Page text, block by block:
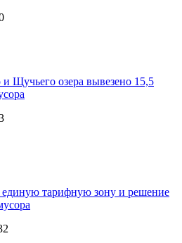
Щучьего озера вывезено 15,5
тарифную зону и решение